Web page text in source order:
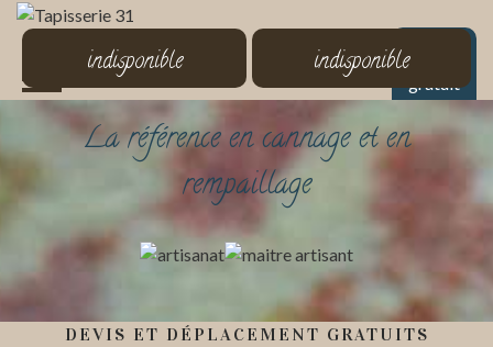
Devis
gratuit
indisponible indisponible
La référence en cannage et en
rempaillage
DEVIS ET DÉPLACEMENT GRATUITS